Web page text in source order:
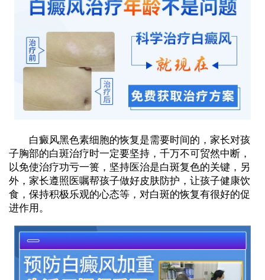
白癜风黑色素细胞的恢复是需要时间的，家长对孩
子胸部的白斑治疗时一定要坚持，千万不可贸然中断，
以免使治疗功亏一篑，坚持医治是白斑复色的关键，另
外，家长遵照医嘱帮孩子做好皮肤防护，让孩子健康饮
食，保持积极乐观的心态等，对白斑的恢复有很好的促
进作用。